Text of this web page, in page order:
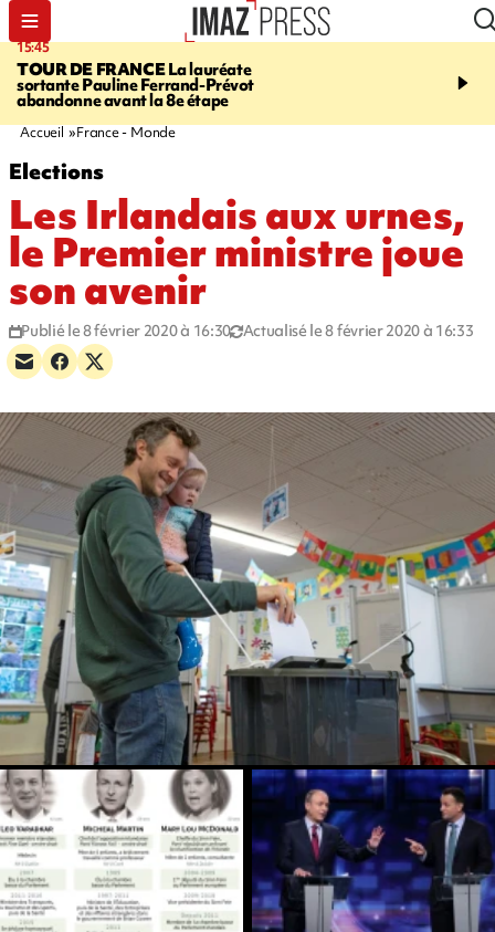
15:45
TOUR DE FRANCELa lauréate
sortante Pauline Ferrand-Prévot
abandonne avant la 8e étape
20:17
routière, concours de
Accueil France - Monde
Elections
Les Irlandais aux urnes,
le Premier ministre joue
son avenir
Publié le 8 février 2020 à 16:30 Actualisé le 8 février 2020 à 16:33